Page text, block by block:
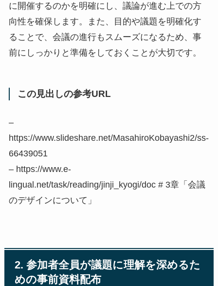
に開催するのかを明確にし、議論が進む上での方
向性を確保します。また、目的や議題を明確化す
ることで、会議の進行もスムーズになるため、事
前にしっかりと準備をしておくことが大切です。
この見出しの参考URL
–
https://www.slideshare.net/MasahiroKobayashi2/ss-
66439051
– https://www.e-
lingual.net/task/reading/jinji_kyogi/doc # 3章「会議
のデザインについて」
2. 参加者全員が議題に理解を深めるた
めの事前資料配布